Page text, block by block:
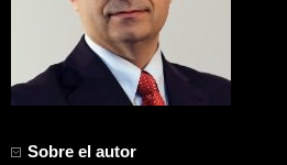
Sobre el autor